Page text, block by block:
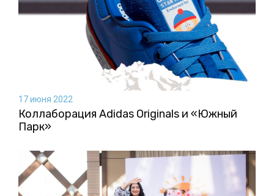
17 июня 2022
Коллаборация Аdidas Originals и «Южный
Парк»